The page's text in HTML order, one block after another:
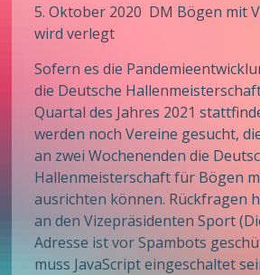
5. Oktober 2020 DM Bögen mit
wird verlegt
Sofern es die
die Deutsche
Quartal des Jahres 2021
werden noch Vereine gesucht,
an zwei Wochenenden die
Hallenmeisterschaft für Bögen
ausrichten können. Rückfragen
an den Vizepräsidenten Sport
Adresse ist vor Spambots
muss JavaScript eingeschaltet